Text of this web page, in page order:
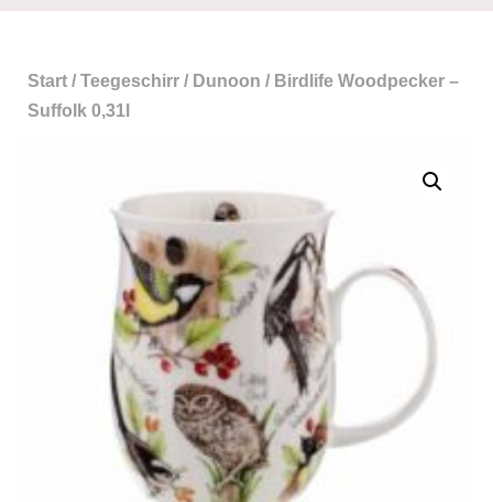
Start / Teegeschirr / Dunoon / Birdlife Woodpecker –
Suffolk 0,31l